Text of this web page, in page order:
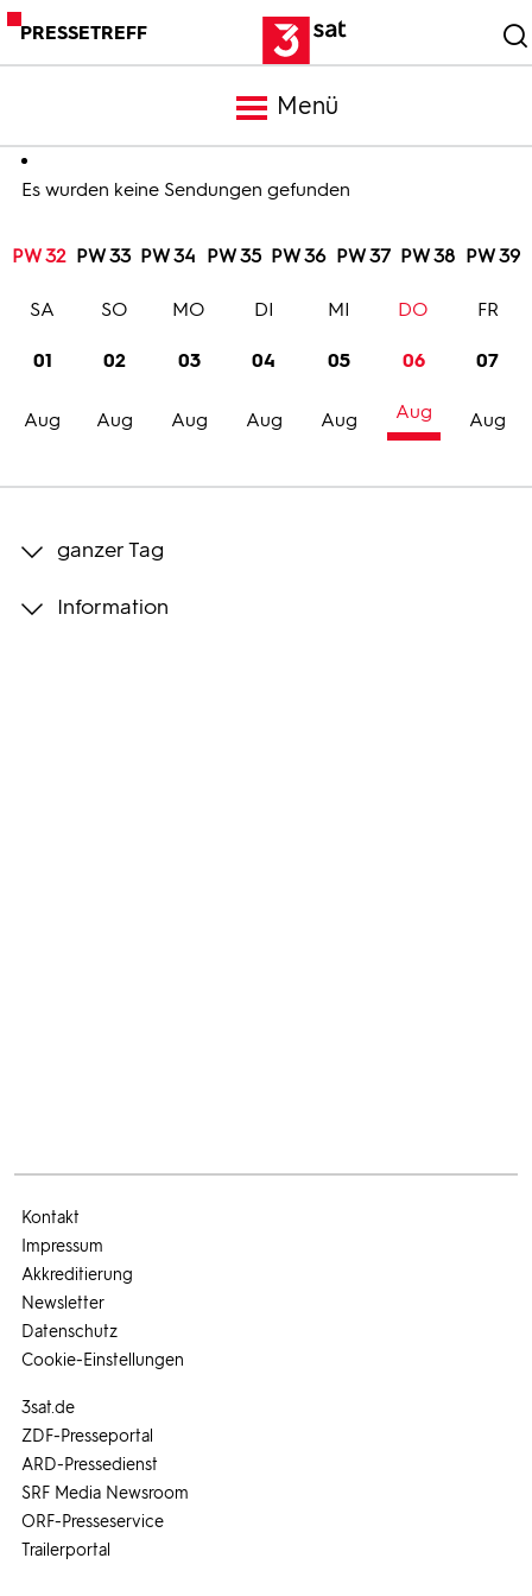
PRESSETREFF
Menü
Meldungen
Programm
Trailer
Bilder
Es wurden keine Sendungen gefunden
PW 32 PW 33 PW 34 PW 35 PW 36 PW 37 PW 38 PW 39
01
Aug
SA
02
Aug
SO
03
Aug
MO
04
Aug
DI
05
Aug
MI
06
Aug
DO
07
Aug
FR
ganzer Tag
Information
3sat.de
ZDF-Presseportal
ARD-Pressedienst
SRF Media Newsroom
ORF-Presseservice
Trailerportal
Kontakt
Impressum
Akkreditierung
Newsletter
Datenschutz
Cookie-Einstellungen